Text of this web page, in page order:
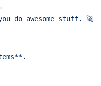
do awesome stuff. 🚀